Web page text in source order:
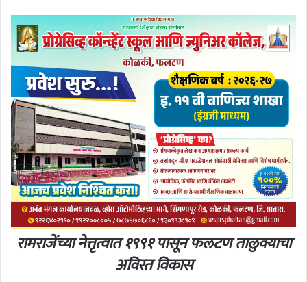
रामराजेंच्या नेत्तृत्वात १९९१ पासून फलटण तालुक्याचा
अविरत विकास